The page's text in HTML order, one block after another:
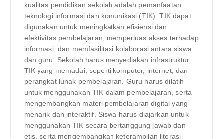
kualitas pendidikan sekolah adalah pemanfaatan
teknologi informasi dan komunikasi (TIK). TIK dapat
digunakan untuk meningkatkan efisiensi dan
efektivitas pembelajaran, memperluas akses terhadap
informasi, dan memfasilitasi kolaborasi antara siswa
dan guru. Sekolah harus menyediakan infrastruktur
TIK yang memadai, seperti komputer, internet, dan
perangkat lunak pembelajaran. Guru harus dilatih
untuk menggunakan TIK dalam pembelajaran, serta
mengembangkan materi pembelajaran digital yang
menarik dan interaktif. Siswa harus diajarkan untuk
menggunakan TIK secara bertanggung jawab dan
etis, serta mengembangkan keterampilan literasi